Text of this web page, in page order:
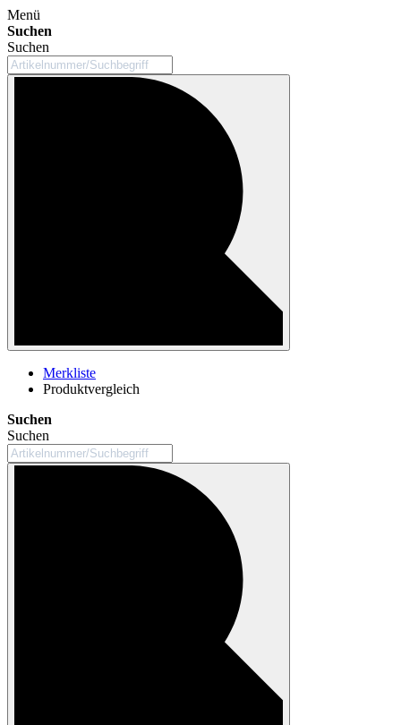
Menü
Suchen
Suchen
Merkliste
Produktvergleich
Suchen
Suchen